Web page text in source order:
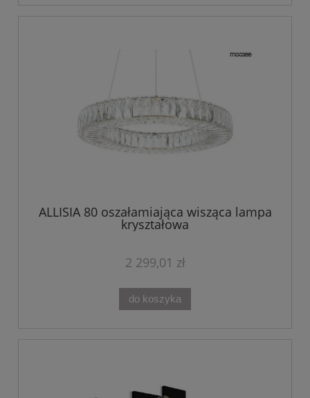
ALLISIA 80 oszałamiająca wisząca lampa
kryształowa
2 299,01 zł
do koszyka